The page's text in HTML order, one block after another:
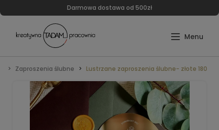
Darmowa dostawa od 500zł
Zaproszenia ślubne Lustrzane zaproszenia ślubne- złote 180